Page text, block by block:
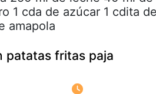
1 cda de azúcar 1 cdita
amapola
patatas fritas paja